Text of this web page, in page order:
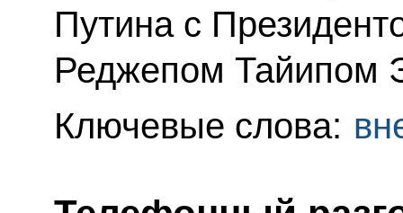
Путина с
Реджепом Тайипом
Ключевые слова: